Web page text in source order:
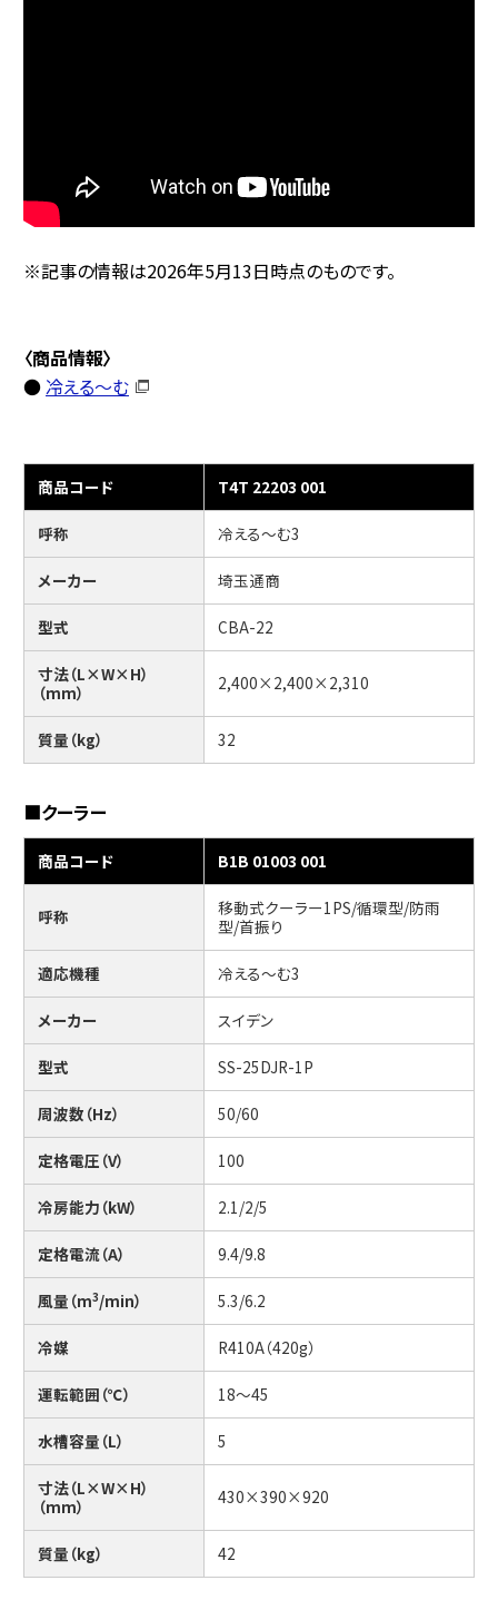
※記事の情報は2026年5月13日時点のものです。
〈商品情報〉
●冷える～む
商品コード T4T 22203 001
呼称 冷える～む3
メーカー 埼玉通商
型式 CBA-22
寸法（L×W×H）
（mm）
2,400×2,400×2,310
質量（kg） 32
■クーラー
商品コード B1B 01003 001
呼称
移動式クーラー1PS/循環型/防雨
型/首振り
適応機種 冷える～む3
メーカー スイデン
型式 SS-25DJR-1P
周波数（Hz） 50/60
定格電圧（V） 100
冷房能力（kW） 2.1/2/5
定格電流（A） 9.4/9.8
風量（m3/min） 5.3/6.2
冷媒 R410A（420g）
運転範囲（℃） 18～45
水槽容量（L） 5
寸法（L×W×H）
（mm）
430×390×920
質量（kg） 42